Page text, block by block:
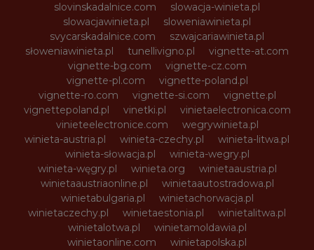
slovinskadalnice.com
slowacja-winieta.pl
slowacjawinieta.pl
sloweniawinieta.pl
svycarskadalnice.com
szwajcariawinieta.pl
słoweniawinieta.pl
tunellivigno.pl
vignette-at.com
vignette-bg.com
vignette-cz.com
vignette-pl.com
vignette-poland.pl
vignette-ro.com
vignette-si.com
vignette.pl
vignettepoland.pl
vinetki.pl
vinietaelectronica.com
vinieteelectronice.com
wegrywinieta.pl
winieta-austria.pl
winieta-czechy.pl
winieta-litwa.pl
winieta-słowacja.pl
winieta-wegry.pl
winieta-węgry.pl
winieta.org
winietaaustria.pl
winietaaustriaonline.pl
winietaautostradowa.pl
winietabulgaria.pl
winietachorwacja.pl
winietaczechy.pl
winietaestonia.pl
winietalitwa.pl
winietalotwa.pl
winietamoldawia.pl
winietaonline.com
winietapolska.pl